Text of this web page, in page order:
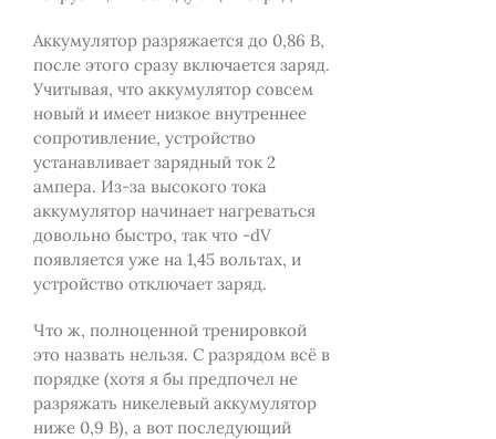
Аккумулятор разряжается до 0,86 В,
после этого сразу включается заряд.
Учитывая, что аккумулятор совсем
новый и имеет низкое внутреннее
сопротивление, устройство
устанавливает зарядный ток 2
ампера. Из-за высокого тока
аккумулятор начинает нагреваться
довольно быстро, так что -dV
появляется уже на 1,45 вольтах, и
устройство отключает заряд.
Что ж, полноценной тренировкой
это назвать нельзя. С разрядом всё в
порядке (хотя я бы предпочел не
разряжать никелевый аккумулятор
ниже 0,9 В), а вот последующий